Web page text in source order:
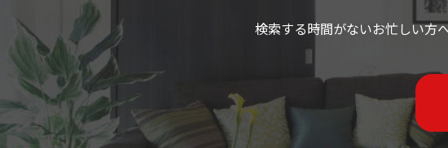
検索する時間がないお忙しい方